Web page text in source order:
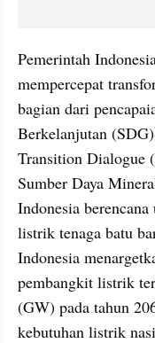
Pemerintah
mempercepat
bagian dari
Berkelanjutan
Transition Dialogue
Sumber Daya
Indonesia
listrik tenaga batu
Indonesia
pembangkit listrik
(GW) pada tahun
kebutuhan listrik